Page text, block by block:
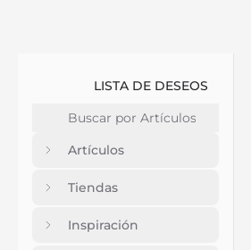
LISTA DE DESEOS
Artículos
Tiendas
Inspiración